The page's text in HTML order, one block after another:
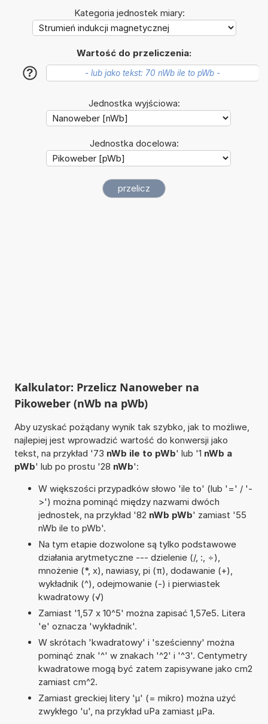
Kategoria jednostek miary:
Wartość do przeliczenia:
?
Jednostka wyjściowa:
Jednostka docelowa:
Kalkulator: Przelicz Nanoweber na
Pikoweber (nWb na pWb)
Aby uzyskać pożądany wynik tak szybko, jak to możliwe,
najlepiej jest wprowadzić wartość do konwersji jako
tekst, na przykład '73 nWb ile to pWb' lub '1 nWb a
pWb' lub po prostu '28 nWb':
W większości przypadków słowo 'ile to' (lub '=' / '-
>') można pominąć między nazwami dwóch
jednostek, na przykład '82 nWb pWb' zamiast '55
nWb ile to pWb'.
Na tym etapie dozwolone są tylko podstawowe
działania arytmetyczne --- dzielenie (/, :, ÷),
mnożenie (*, x), nawiasy, pi (π), dodawanie (+),
wykładnik (^), odejmowanie (-) i pierwiastek
kwadratowy (√)
Zamiast '1,57 x 10^5' można zapisać 1,57e5. Litera
'e' oznacza 'wykładnik'.
W skrótach 'kwadratowy' i 'sześcienny' można
pominąć znak '^' w znakach '^2' i '^3'. Centymetry
kwadratowe mogą być zatem zapisywane jako cm2
zamiast cm^2.
Zamiast greckiej litery 'µ' (= mikro) można użyć
zwykłego 'u', na przykład uPa zamiast µPa.